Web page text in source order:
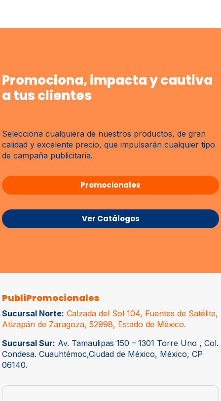
Promociona, impacta y cautiva
a tus clientes
Selecciona cualquiera de nuestros productos, de gran
calidad y excelente precio, que impulsarán cualquier tipo
de campaña publicitaria.
Promocionales
Ver Catálogos
PubliPromocionales
Sucursal Norte: Calzada del Sol 104, Fuentes de Satélite,
Atizapán de Zaragoza, 52998, Estado de México.
Sucursal Sur: Av. Tamaulipas 150 – 1301 Torre Uno , Col.
Condesa. Cuauhtémoc,Ciudad de México, México, CP
06140.